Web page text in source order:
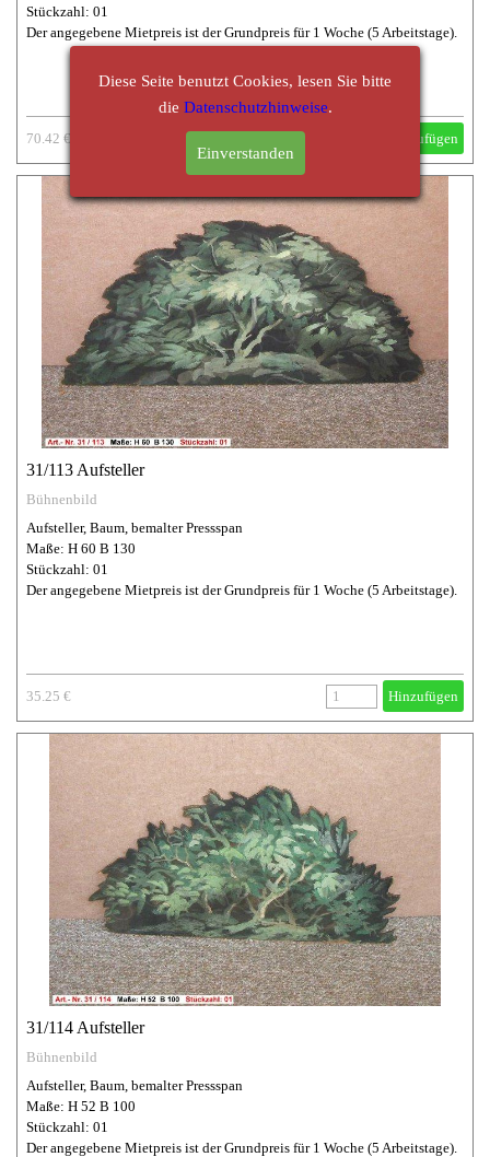
Stückzahl: 01
Der angegebene Mietpreis ist der Grundpreis für 1 Woche (5 Arbeitstage).
70.42 € Hinzufügen
31/113 Aufsteller
Bühnenbild
Aufsteller, Baum, bemalter Pressspan
Maße: H 60 B 130
Stückzahl: 01
Der angegebene Mietpreis ist der Grundpreis für 1 Woche (5 Arbeitstage).
35.25 € Hinzufügen
31/114 Aufsteller
Bühnenbild
Aufsteller, Baum, bemalter Pressspan
Maße: H 52 B 100
Stückzahl: 01
Der angegebene Mietpreis ist der Grundpreis für 1 Woche (5 Arbeitstage).
Diese Seite benutzt Cookies, lesen Sie bitte
die Datenschutzhinweise.
Einverstanden